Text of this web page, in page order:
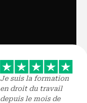
Je suis la formation
en droit du travail
depuis le mois de